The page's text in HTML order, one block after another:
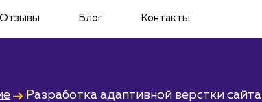
Отзывы Блог Контакты
Разработка адаптивной верстки сайта